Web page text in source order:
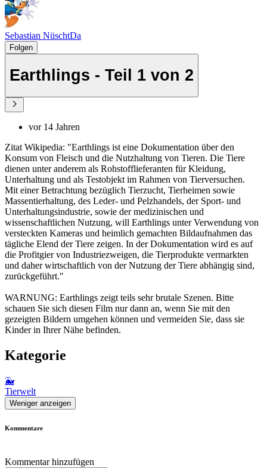
Sebastian NüschtDa
Folgen
Earthlings - Teil 1 von 2
vor 14 Jahren
Zitat Wikipedia: "Earthlings ist eine Dokumentation über den
Konsum von Fleisch und die Nutzhaltung von Tieren. Die Tiere
dienen unter anderem als Rohstofflieferanten für Kleidung,
Unterhaltung und als Testobjekt im Rahmen von Tierversuchen.
Mit einer Betrachtung bezüglich Tierzucht, Tierheimen sowie
Massentierhaltung, des Leder- und Pelzhandels, der Sport- und
Unterhaltungsindustrie, sowie der medizinischen und
wissenschaftlichen Nutzung, will Earthlings unter Verwendung von
versteckten Kameras und heimlich gemachten Bildaufnahmen das
tägliche Elend der Tiere zeigen. In der Dokumentation wird es auf
die Profitgier von Industriezweigen, die Tierprodukte vermarkten
und daher wirtschaftlich von der Nutzung der Tiere abhängig sind,
zurückgeführt."
WARNUNG: Earthlings zeigt teils sehr brutale Szenen. Bitte
schauen Sie sich diesen Film nur dann an, wenn Sie mit den
gezeigten Bildern umgehen können und vermeiden Sie, dass sie
Kinder in Ihrer Nähe befinden.
Kategorie
🐳
Tierwelt
Weniger anzeigen
Kommentare
Kommentar hinzufügen